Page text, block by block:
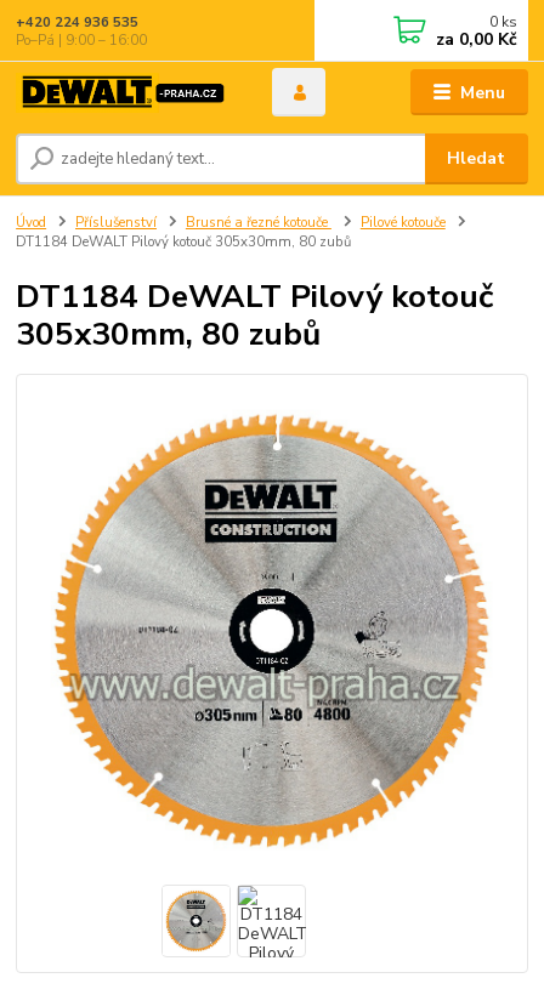
Menu
Hledat
+420 224 936 535
Po–Pá | 9:00 – 16:00
0 ks
za 0,00 Kč
Úvod Příslušenství Brusné a řezné kotouče
Pilové kotouče
DT1184 DeWALT Pilový kotouč 305x30mm, 80 zubů
DT1184 DeWALT Pilový kotouč
305x30mm, 80 zubů